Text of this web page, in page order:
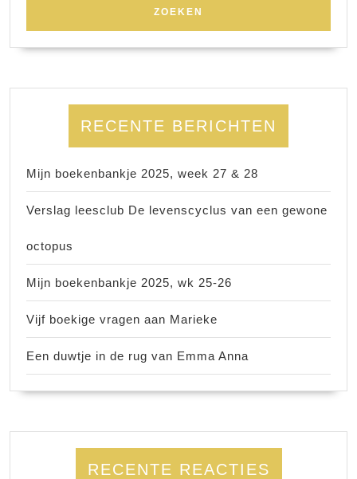
RECENTE BERICHTEN
Mijn boekenbankje 2025, week 27 & 28
Verslag leesclub De levenscyclus van een gewone
octopus
Mijn boekenbankje 2025, wk 25-26
Vijf boekige vragen aan Marieke
Een duwtje in de rug van Emma Anna
RECENTE REACTIES